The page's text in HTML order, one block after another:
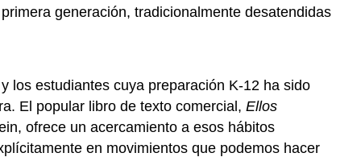
generación, tradicionalmente desatendidas
los estudiantes cuya preparación K-12 ha sido
El popular libro de texto comercial, Ellos
ofrece un acercamiento a esos hábitos
en movimientos que podemos hacer